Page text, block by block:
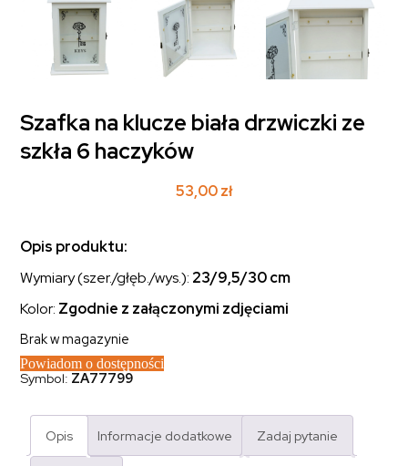
Szafka na klucze biała drzwiczki ze
szkła 6 haczyków
53,00zł
Opis produktu:
Wymiary (szer./głęb./wys.): 23/9,5/30 cm
Kolor: Zgodnie z załączonymi zdjęciami
Brak w magazynie
Powiadom o dostępności
Symbol: ZA77799
Opis Informacje dodatkowe Zadaj pytanie